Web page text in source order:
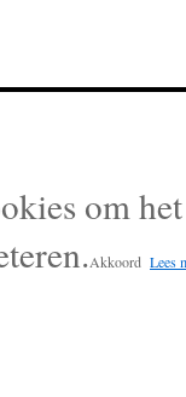
om
Akkoord Lees